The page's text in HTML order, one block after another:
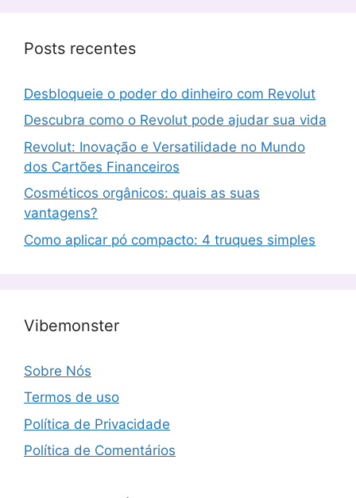
Posts recentes
Desbloqueie o poder do dinheiro com Revolut
Descubra como o Revolut pode ajudar sua vida
Revolut: Inovação e Versatilidade no Mundo
dos Cartões Financeiros
Cosméticos orgânicos: quais as suas
vantagens?
Como aplicar pó compacto: 4 truques simples
Vibemonster
Sobre Nós
Termos de uso
Política de Privacidade
Política de Comentários